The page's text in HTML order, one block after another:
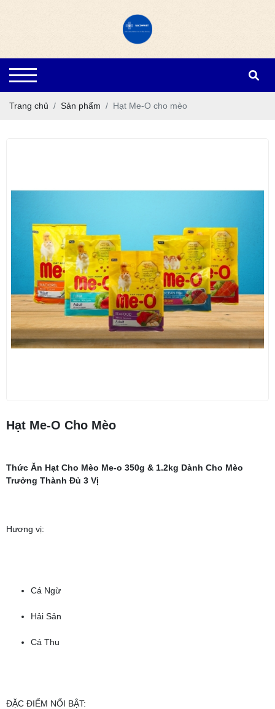
Trang chủ Sản phẩm Hạt Me-O cho mèo
Hạt Me-O Cho Mèo
Thức Ăn Hạt Cho Mèo Me-o 350g & 1.2kg Dành Cho Mèo
Trưởng Thành Đủ 3 Vị
Hương vị:
Cá Ngừ
Hải Sản
Cá Thu
ĐẶC ĐIỂM NỔI BẬT: